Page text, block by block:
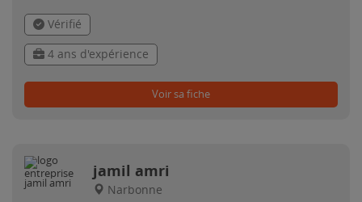
Vérifié
4 ans d'expérience
Voir sa fiche
jamil amri
Narbonne